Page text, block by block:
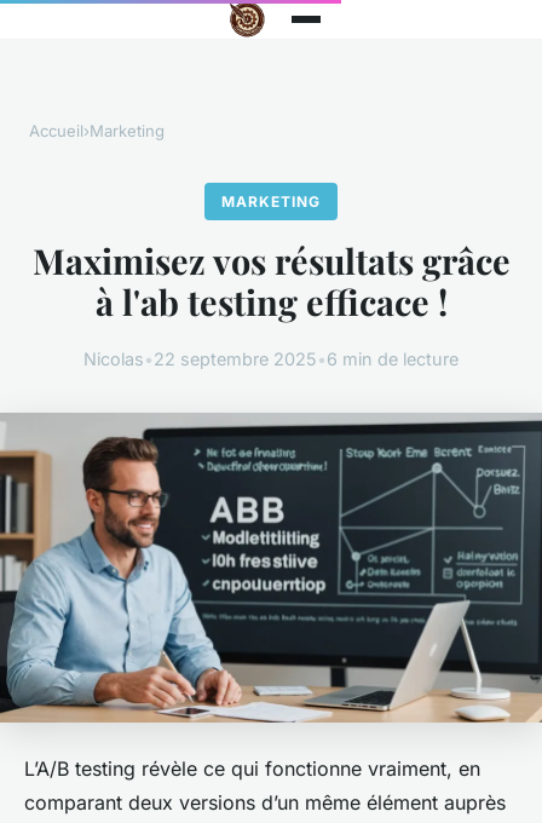
Accueil›Marketing
MARKETING
Maximisez vos résultats grâce
à l'ab testing efficace !
Nicolas•22 septembre 2025•6 min de lecture
L’A/B testing révèle ce qui fonctionne vraiment, en
comparant deux versions d’un même élément auprès